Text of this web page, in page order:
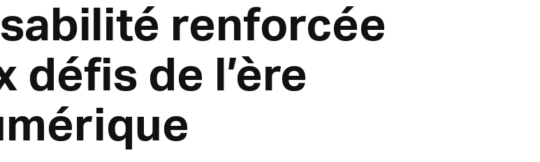
renforcée
défis de l’ère